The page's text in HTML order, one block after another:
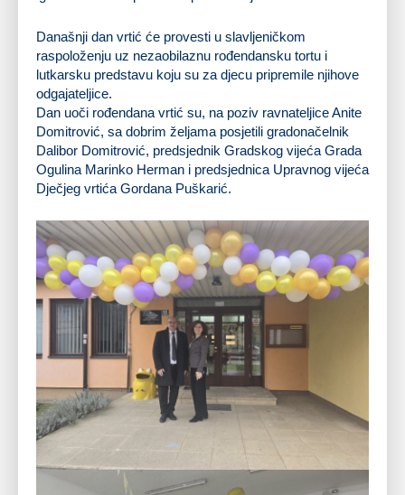
Današnji dan vrtić će provesti u slavljeničkom
raspoloženju uz nezaobilaznu rođendansku tortu i
lutkarsku predstavu koju su za djecu pripremile njihove
odgajateljice.
Dan uoči rođendana vrtić su, na poziv ravnateljice Anite
Domitrović, sa dobrim željama posjetili gradonačelnik
Dalibor Domitrović, predsjednik Gradskog vijeća Grada
Ogulina Marinko Herman i predsjednica Upravnog vijeća
Dječjeg vrtića Gordana Puškarić.